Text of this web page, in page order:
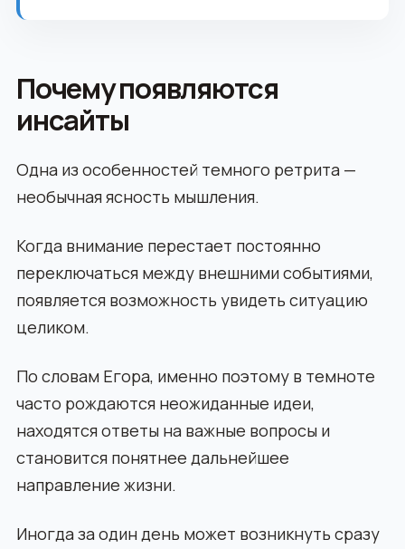
Почему появляются
инсайты
Одна из особенностей темного ретрита —
необычная ясность мышления.
Когда внимание перестает постоянно
переключаться между внешними событиями,
появляется возможность увидеть ситуацию
целиком.
По словам Егора, именно поэтому в темноте
часто рождаются неожиданные идеи,
находятся ответы на важные вопросы и
становится понятнее дальнейшее
направление жизни.
Иногда за один день может возникнуть сразу